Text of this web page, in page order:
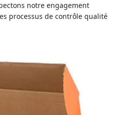
notre engagement
processus de contrôle qualité